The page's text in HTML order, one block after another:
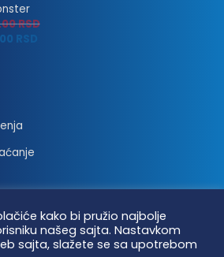
RSD
RSD
kako bi pružio najbolje
našeg sajta. Nastavkom
sajta, slažete se sa upotrebom